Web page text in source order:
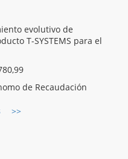
evolutivo de
T-SYSTEMS para el
de Recaudación
>>